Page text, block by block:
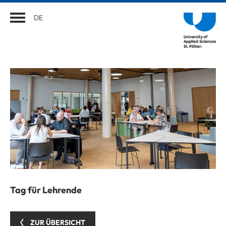
DE
Tag für Lehrende
ZUR ÜBERSICHT